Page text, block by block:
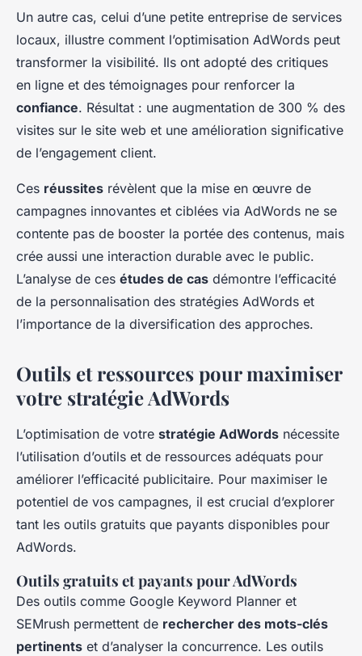
Un autre cas, celui d’une petite entreprise de services
locaux, illustre comment l’optimisation AdWords peut
transformer la visibilité. Ils ont adopté des critiques
en ligne et des témoignages pour renforcer la
confiance. Résultat : une augmentation de 300 % des
visites sur le site web et une amélioration significative
de l’engagement client.
Ces réussites révèlent que la mise en œuvre de
campagnes innovantes et ciblées via AdWords ne se
contente pas de booster la portée des contenus, mais
crée aussi une interaction durable avec le public.
L’analyse de ces études de cas démontre l’efficacité
de la personnalisation des stratégies AdWords et
l’importance de la diversification des approches.
Outils et ressources pour maximiser
votre stratégie AdWords
L’optimisation de votre stratégie AdWords nécessite
l’utilisation d’outils et de ressources adéquats pour
améliorer l’efficacité publicitaire. Pour maximiser le
potentiel de vos campagnes, il est crucial d’explorer
tant les outils gratuits que payants disponibles pour
AdWords.
Outils gratuits et payants pour AdWords
Des outils comme Google Keyword Planner et
SEMrush permettent de rechercher des mots-clés
pertinents et d’analyser la concurrence. Les outils